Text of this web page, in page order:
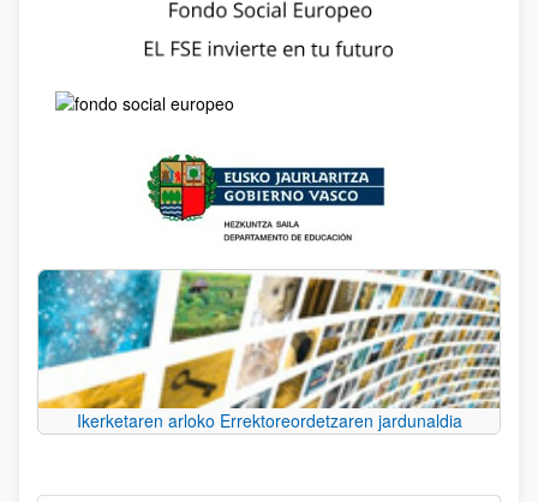
Ikerketaren arloko Errektoreordetzaren jardunaldia